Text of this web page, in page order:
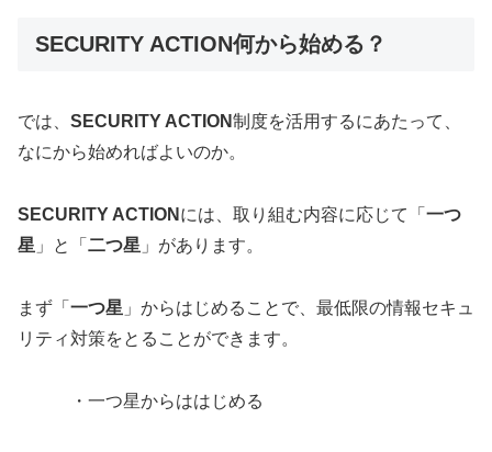
SECURITY ACTION何から始める？
では、 SECURITY ACTION制度を活用するにあたって、
なにから始めればよいのか。
SECURITY ACTION には、取り組む内容に応じて「 一つ
星 」と「 二つ星 」があります。
まず「 一つ星 」からはじめることで、最低限の情報セキュ
リティ対策をとることができます。
・一つ星からははじめる